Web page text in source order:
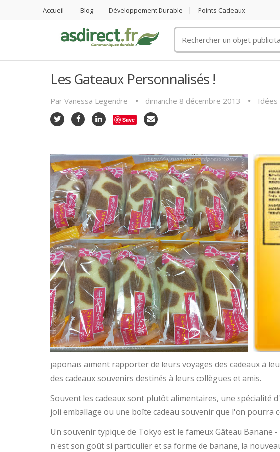
Accueil Blog Développement Durable Points Cadeaux
un
objet
publicitaire
Les Gateaux Personnalisés !
Par Vanessa Legendre dimanche 8 décembre 2013 Idées
Save
japonais aiment rapporter de leurs voyages des cadeaux à
des cadeaux souvenirs destinés à leurs collègues et amis.
Souvent les cadeaux sont plutôt alimentaires, une spécialité
joli emballage ou une boîte cadeau souvenir que l'on pourra
Un souvenir typique de Tokyo est le fameux Gâteau Banane
n'est son goût si particulier et sa forme de banane, la